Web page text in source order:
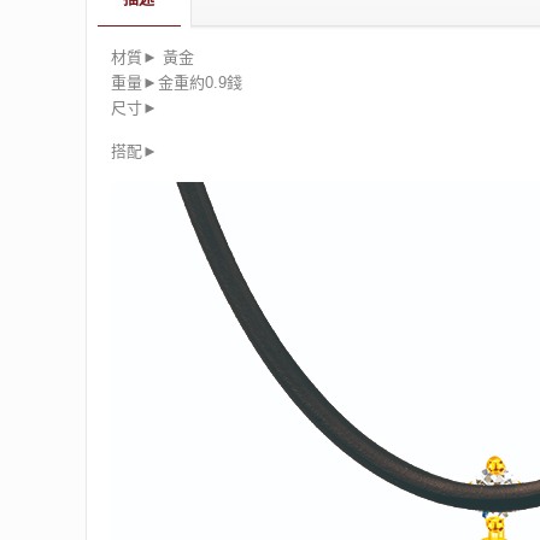
材質► 黃金
重量►金重約0.9錢
尺寸►
搭配►